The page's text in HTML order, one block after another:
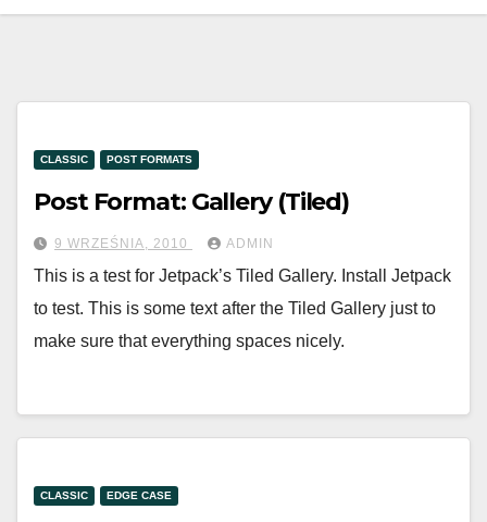
CLASSIC POST FORMATS
Post Format: Gallery (Tiled)
9 WRZEŚNIA, 2010 ADMIN
This is a test for Jetpack’s Tiled Gallery. Install Jetpack
to test. This is some text after the Tiled Gallery just to
make sure that everything spaces nicely.
CLASSIC EDGE CASE